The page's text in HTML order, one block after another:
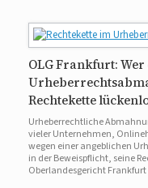
OLG Frankfurt: Wer
Rechtekette
Urheberrechtliche
vieler Unternehmen,
wegen einer angeblichen
in der Beweispflicht, seine
Oberlandesgericht